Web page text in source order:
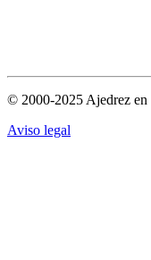
© 2000-2025 Ajedrez en
Aviso legal